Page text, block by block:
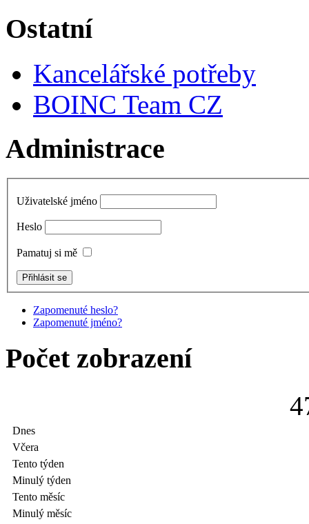
Ostatní
Kancelářské potřeby
BOINC Team CZ
Administrace
Uživatelské jméno
Heslo
Pamatuj si mě
Zapomenuté heslo?
Zapomenuté jméno?
Počet zobrazení
4
Dnes
Včera
Tento týden
Minulý týden
Tento měsíc
Minulý měsíc